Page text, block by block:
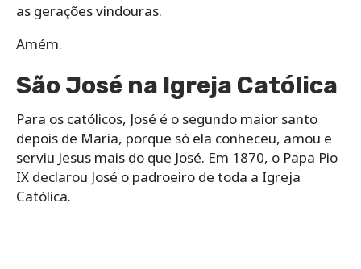
as gerações vindouras.
Amém.
São José na Igreja Católica
Para os católicos, José é o segundo maior santo
depois de Maria, porque só ela conheceu, amou e
serviu Jesus mais do que José. Em 1870, o Papa Pio
IX declarou José o padroeiro de toda a Igreja
Católica.